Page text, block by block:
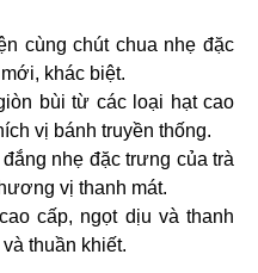
cùng chút chua nhẹ đặc
khác biệt.
bùi từ các loại hạt cao
vị bánh truyền thống.
nhẹ đặc trưng của trà
vị thanh mát.
cấp, ngọt dịu và thanh
thuần khiết.